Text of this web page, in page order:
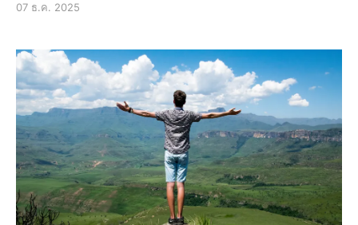
ไม่
07 ธ.ค. 2025